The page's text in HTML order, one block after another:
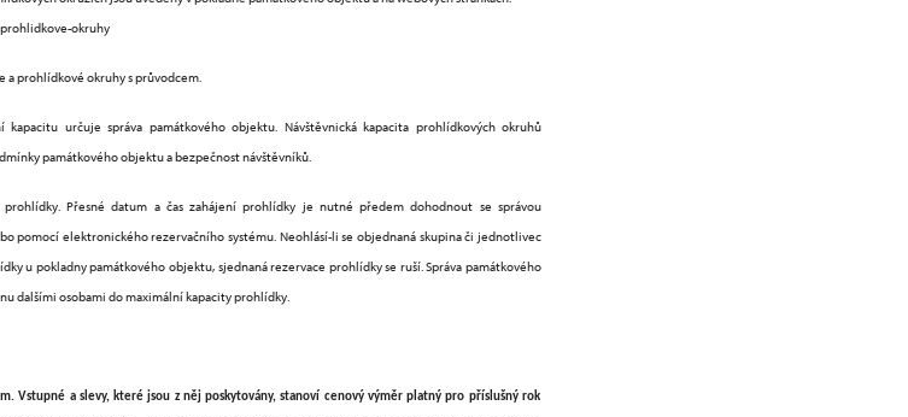
okruhy
a prohlídkové okruhy s průvodcem.
určuje správa památkového objektu. Návštěvnická kapacita prohlídkových okruhů
památkového objektu a bezpečnost návštěvníků.
Přesné datum a čas zahájení prohlídky je nutné předem dohodnout se správou
pomocí elektronického rezervačního systému. Neohlásí-li se objednaná skupina či jednotlivec
u pokladny památkového objektu, sjednaná rezervace prohlídky se ruší. Správa památkového
dalšími osobami do maximální kapacity prohlídky.
Vstupné a slevy, které jsou z něj poskytovány, stanoví cenový výměr platný pro příslušný rok